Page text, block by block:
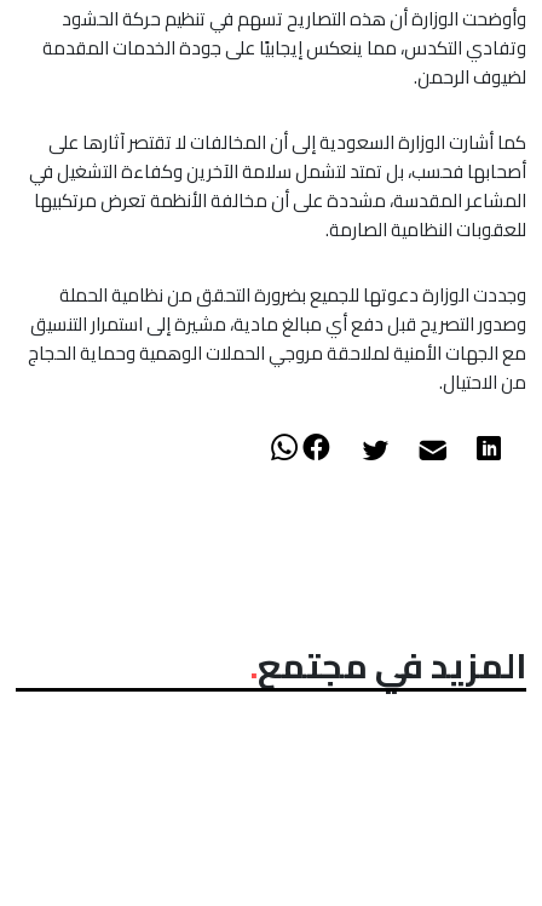
وأوضحت الوزارة أن هذه التصاريح تسهم في تنظيم حركة الحشود
وتفادي التكدس، مما ينعكس إيجابيًا على جودة الخدمات المقدمة
لضيوف الرحمن.
كما أشارت الوزارة السعودية إلى أن المخالفات لا تقتصر آثارها على
أصحابها فحسب، بل تمتد لتشمل سلامة الآخرين وكفاءة التشغيل في
المشاعر المقدسة، مشددة على أن مخالفة الأنظمة تعرض مرتكبيها
للعقوبات النظامية الصارمة.
وجددت الوزارة دعوتها للجميع بضرورة التحقق من نظامية الحملة
وصدور التصريح قبل دفع أي مبالغ مادية، مشيرة إلى استمرار التنسيق
مع الجهات الأمنية لملاحقة مروجي الحملات الوهمية وحماية الحجاج
من الاحتيال.
المزيد في مجتمع